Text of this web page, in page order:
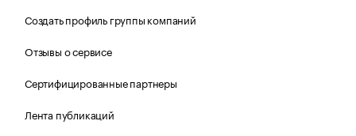
Создать профиль группы компаний
Отзывы о сервисе
Сертифицированные партнеры
Лента публикаций